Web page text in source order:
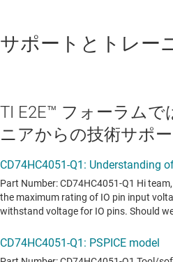
サポートとトレー
TI E2E™ フォーラムで
ニアからの技術サポ